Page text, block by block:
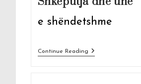
e shëndetshme
Continue ReadingShkëputja